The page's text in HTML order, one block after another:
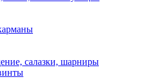
салазки, шарниры